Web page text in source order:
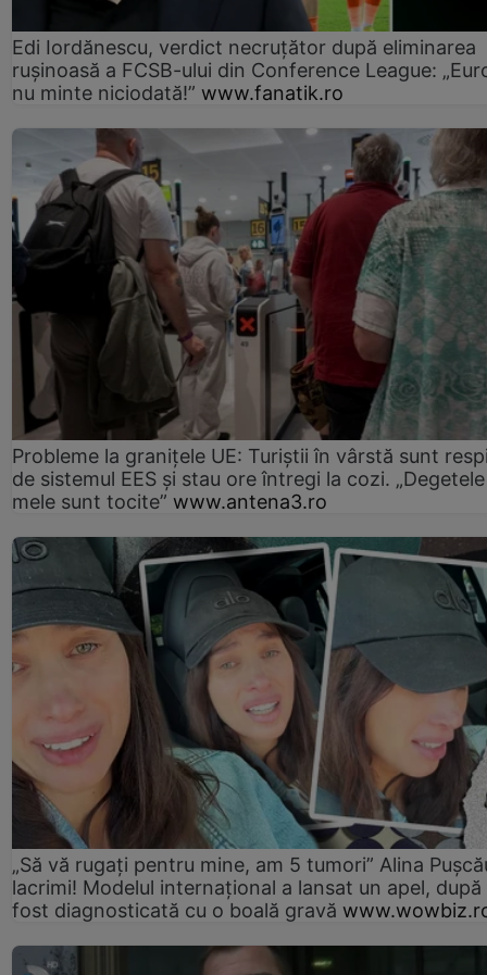
Edi Iordănescu, verdict necruțător după eliminarea
rușinoasă a FCSB-ului din Conference League:
nu minte niciodată!” www.fanatik.ro
Probleme la granițele UE: Turiștii în vârstă sunt
de sistemul EES și stau ore întregi la cozi. „Degetele
mele sunt tocite” www.antena3.ro
„Să vă rugați pentru mine, am 5 tumori” Alina
lacrimi! Modelul internațional a lansat un apel, după
fost diagnosticată cu o boală gravă